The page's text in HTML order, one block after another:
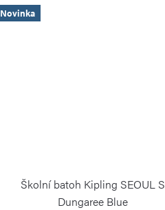
Novinka
Školní batoh Kipling SEOUL S
Dungaree Blue